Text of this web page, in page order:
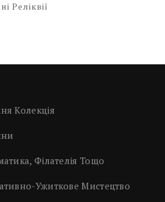
Реліквії
Колекція
Філателія Тощо
Ужиткове Мистецтво